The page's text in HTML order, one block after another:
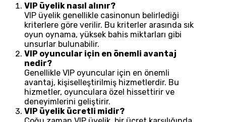
VIP üyelik nasıl alınır?
VIP üyelik genellikle casinonun belirlediği
kriterlere göre verilir. Bu kriterler arasında sık
oyun oynama, yüksek bahis miktarları gibi
unsurlar bulunabilir.
VIP oyuncular için en önemli avantaj
nedir?
Genellikle VIP oyuncular için en önemli
avantaj, kişiselleştirilmiş hizmetlerdir. Bu
hizmetler, oyunculara özel hissettirir ve
deneyimlerini geliştirir.
VIP üyelik ücretli midir?